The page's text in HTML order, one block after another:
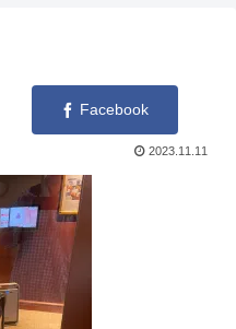
Facebook
2023.11.11